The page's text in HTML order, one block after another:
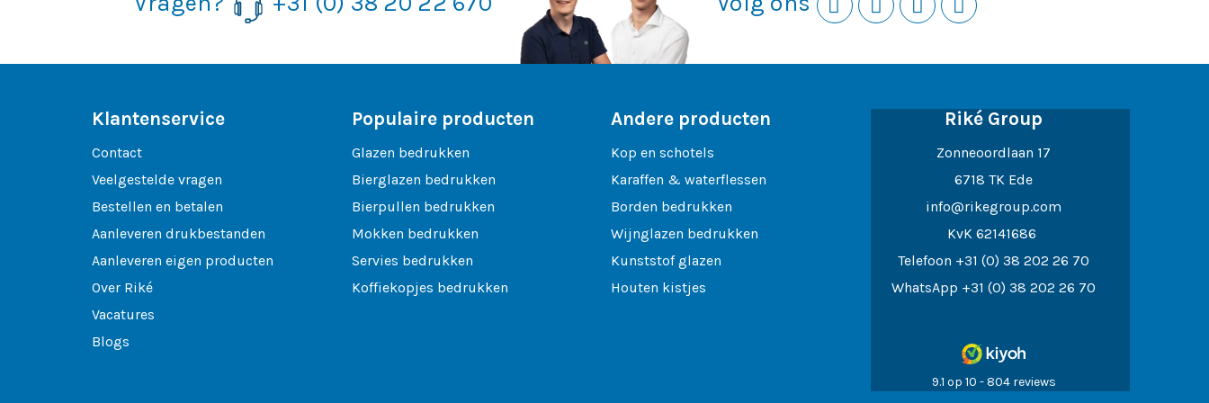
Klantenservice
Contact
Veelgestelde vragen
Bestellen en betalen
Aanleveren drukbestanden
Aanleveren eigen producten
Over Riké
Vacatures
Blogs
Populaire producten
Glazen bedrukken
Bierglazen bedrukken
Bierpullen bedrukken
Mokken bedrukken
Servies bedrukken
Koffiekopjes bedrukken
Andere producten
Kop en schotels
Karaffen & waterflessen
Borden bedrukken
Wijnglazen bedrukken
Kunststof glazen
Houten kistjes
Riké Group
Zonneoordlaan 17
6718 TK Ede
info@rikegroup.com
KvK 62141686
Telefoon +31 (0) 38 202 26 70
WhatsApp +31 (0) 38 202 26 70
9.1 op 10 - 804 reviews